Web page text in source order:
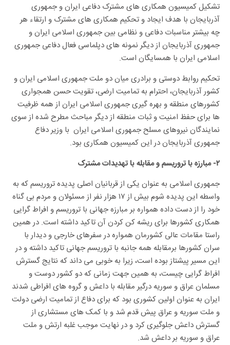
تشکیل کمیسیون همکاری های مشترک دفاعی ایران و جمهوری
آذربایجان با هدف ایجاد و تحکیم همکاری های مشترک و ارتقاء هر
چه بیشتر مناسبات دفاعی و نظامی بین جمهوری اسلامی ایران و
جمهوری آذربایجان از دیگر نمونه های دپلماسی فعال دفاعی جمهوری
اسلامی ایران با همسایگان است.
تحکیم روابط دوستی و برادری میان دو ملت جمهوری اسلامی ایران و
کشور آذربایجان، احترام به تمامیت ارضی، تقویت حسن همجواری
کشورهای منطقه و بهره گیری جمهوری اسلامی ایران از همه ظرفیت
ها برای حفظ امنیت و ثبات منطقه از دیگر مباحث مطرح شده از سوی
نمایندگان نیروهای مسلح جمهوری اسلامی ایران با وزیر دفاع
جمهوری آذربایجان در این کمیسیون همکاری بود.
۲- مبارزه با تروریسم و مقابله با تهدیدات مشترک
جمهوری اسلامی به عنوان یکی از قربانیان اصلی پدیده تروریسم که به
واسطه این پدیده شوم بیش از ۱۷ هزار نفر از مسئولان و مردم بی گناه
خود را از دست داده همواره بر مبارزه جهانی با تروریسم و افراط گرایی
همکاری کشورها برای ریشه کن کردن آن تاکید داشته است. در همین
راستا مقامات عالی کشورمان همواره در سفرهای خارجی و دیدار با
سران کشورها برمقابله همه جانبه با تروریسم جهانی تاکید داشته و در
این مسیر پیشتاز بوده است، زیرا به خوبی می داند که نتایج گسترش
افراط گرایی چیست، به همین جهت زمانی که دو کشور دوست و
مسلمان عراق و سوریه درگیر مقابله با داعش و گروه های افراطی شدند
ایران به عنوان اولین کشوری بود که برای دفاع از تمامیت ارضی دولت
و ملت سوریه و عراق پیش قدم شد و با کمک های مستشاری از
گسترش داعش جلوگیری کرد و در نهایت موجب غلبه ارتش و ملت
عراق و سوریه بر داعش شد.